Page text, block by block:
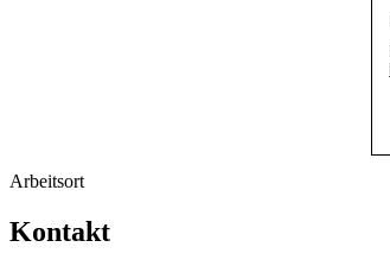
Arbeitsort
Kontakt